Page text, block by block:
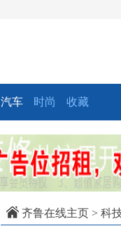
汽车 时尚 收藏
齐鲁在线主页 > 科